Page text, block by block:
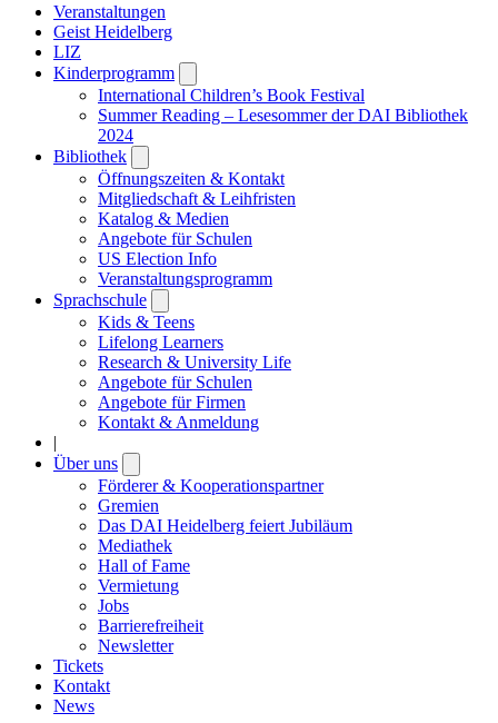
Veranstaltungen
Geist Heidelberg
LIZ
Kinderprogramm
submenu
International Children’s Book Festival
Summer Reading – Lesesommer der DAI Bibliothek
2024
Bibliothek
submenu
Öffnungszeiten & Kontakt
Mitgliedschaft & Leihfristen
Katalog & Medien
Angebote für Schulen
US Election Info
Veranstaltungsprogramm
Sprachschule
submenu
Kids & Teens
Lifelong Learners
Research & University Life
Angebote für Schulen
Angebote für Firmen
Kontakt & Anmeldung
|
Über uns
submenu
Förderer & Kooperationspartner
Gremien
Das DAI Heidelberg feiert Jubiläum
Mediathek
Hall of Fame
Vermietung
Jobs
Barrierefreiheit
Newsletter
Tickets
Kontakt
News